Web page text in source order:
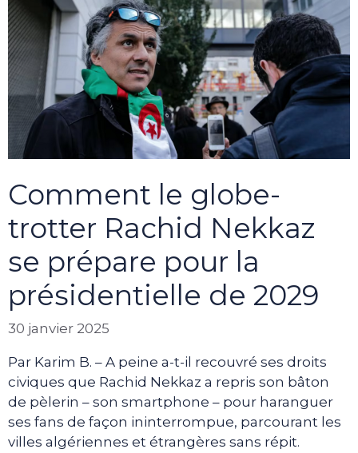
Comment le globe-
trotter Rachid Nekkaz
se prépare pour la
présidentielle de 2029
30 janvier 2025
Par Karim B. – A peine a-t-il recouvré ses droits
civiques que Rachid Nekkaz a repris son bâton
de pèlerin – son smartphone – pour haranguer
ses fans de façon ininterrompue, parcourant les
villes algériennes et étrangères sans répit.